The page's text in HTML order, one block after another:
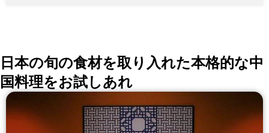
日本の旬の食材を取り入れた本格的な中
国料理をお試しあれ